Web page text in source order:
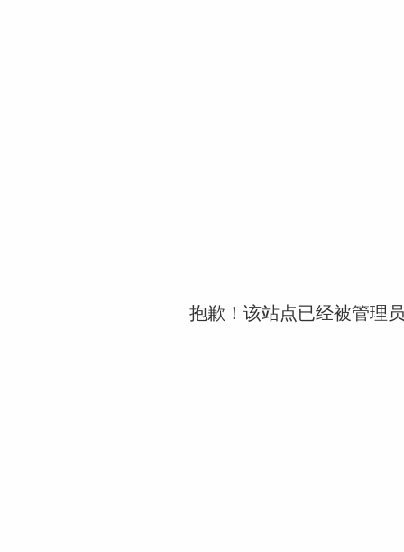
抱歉！该站点已经被管理